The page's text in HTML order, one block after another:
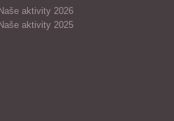
Naše aktivity 2026
Naše aktivity 2025